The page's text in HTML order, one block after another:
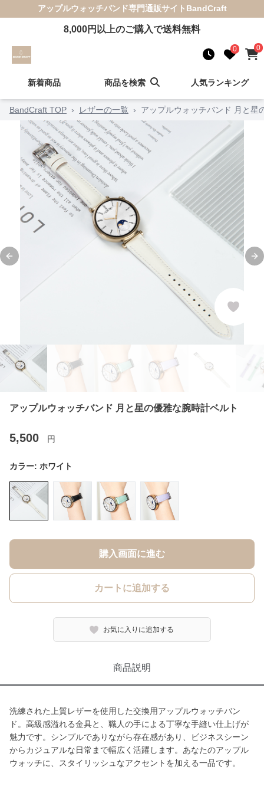
アップルウォッチバンド専門通販サイト BandCraft
8,000円以上のご購入で送料無料
0 0
新着商品 商品を検索 人気ランキング
BandCraft TOP › レザーの一覧 › アップルウォッチバンド 月と星
Previous slide
アップルウォッチバンド 月と星の優雅な腕時計ベルト
5,500 円
カラー: ホワイト
購入画面に進む
カートに追加する
お気に入りに追加する
商品説明
洗練された上質レザーを使用した交換用アップルウォッチバン
ド。高級感溢れる金具と、職人の手による丁寧な手縫い仕上げが
魅力です。シンプルでありながら存在感があり、ビジネスシーン
からカジュアルな日常まで幅広く活躍します。あなたのアップル
ウォッチに、スタイリッシュなアクセントを加える一品です。